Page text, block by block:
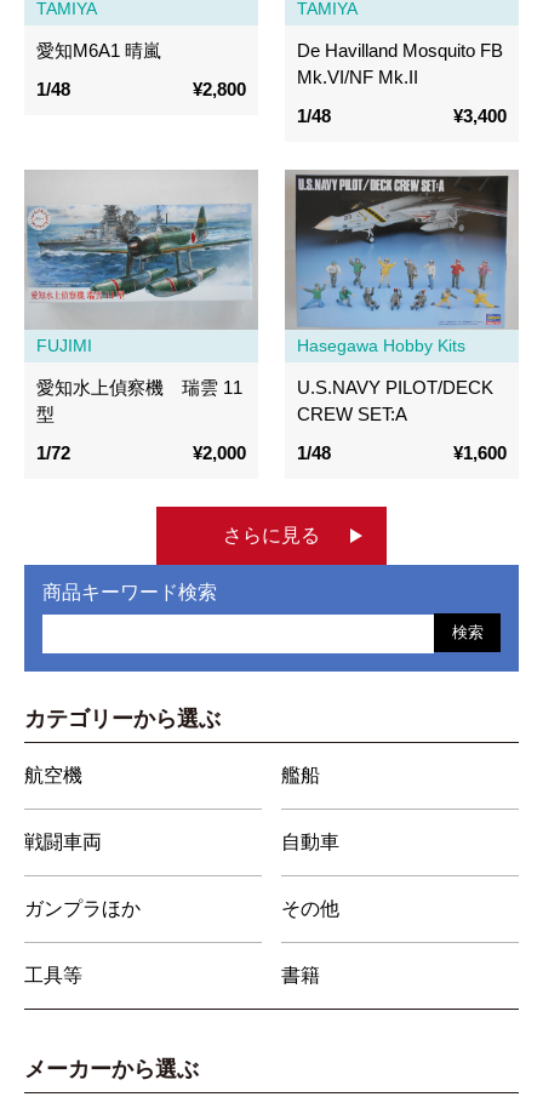
TAMIYA
愛知M6A1 晴嵐
1/48
¥2,800
TAMIYA
De Havilland Mosquito FB
Mk.VI/NF Mk.II
1/48
¥3,400
FUJIMI
愛知水上偵察機 瑞雲 11
型
1/72
¥2,000
Hasegawa Hobby Kits
U.S.NAVY PILOT/DECK
CREW SET:A
1/48
¥1,600
さらに見る
商品キーワード検索
検索
カテゴリーから選ぶ
航空機 艦船
戦闘車両 自動車
ガンプラほか その他
工具等 書籍
メーカーから選ぶ